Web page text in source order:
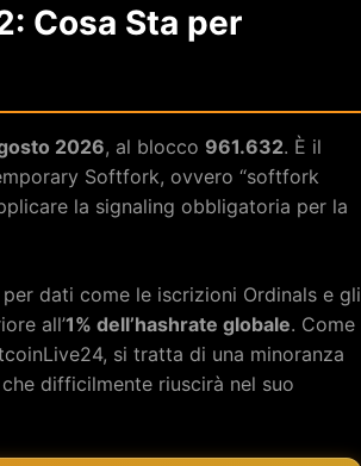
Cosa Sta per
2026, al blocco 961.632. È il
Softfork, ovvero “softfork
la signaling obbligatoria per la
dati come le iscrizioni Ordinals e gli
all’1% dell’hashrate globale. Come
si tratta di una minoranza
difficilmente riuscirà nel suo